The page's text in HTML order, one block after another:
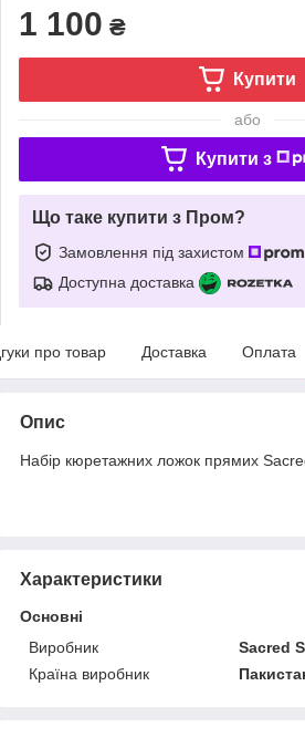
1 100 ₴
Купити
або
Купити з
Що таке купити з Пром?
Замовлення під захистом
Доступна доставка
про товар Доставка Оплата
Опис
Набір кюретажних ложок прямих
Характеристики
Основні
Виробник
Sacred
Країна виробник